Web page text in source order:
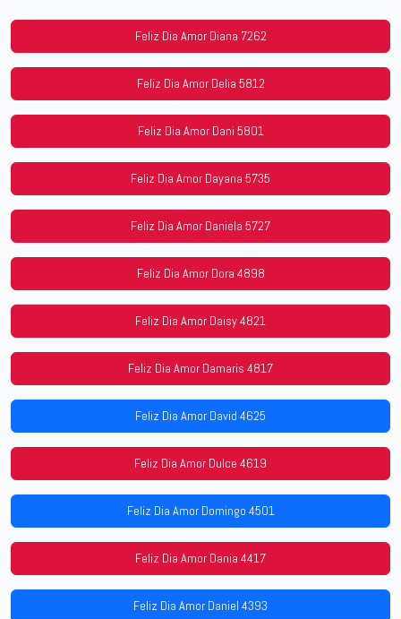
Feliz Dia Amor Diana 7262
Feliz Dia Amor Delia 5812
Feliz Dia Amor Dani 5801
Feliz Dia Amor Dayana 5735
Feliz Dia Amor Daniela 5727
Feliz Dia Amor Dora 4898
Feliz Dia Amor Daisy 4821
Feliz Dia Amor Damaris 4817
Feliz Dia Amor David 4625
Feliz Dia Amor Dulce 4619
Feliz Dia Amor Domingo 4501
Feliz Dia Amor Dania 4417
Feliz Dia Amor Daniel 4393